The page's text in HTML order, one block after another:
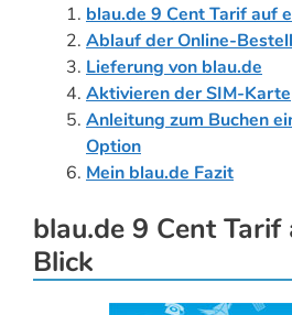
blau.de 9 Cent Tarif auf
Ablauf der Online-
Lieferung von blau.de
Aktivieren der SIM-Karte
Anleitung zum Buchen
Option
Mein blau.de Fazit
blau.de 9 Cent Tarif
Blick